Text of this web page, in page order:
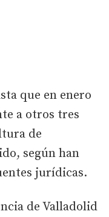
que en enero
a otros tres
de
según han
jurídicas.
de Valladolid